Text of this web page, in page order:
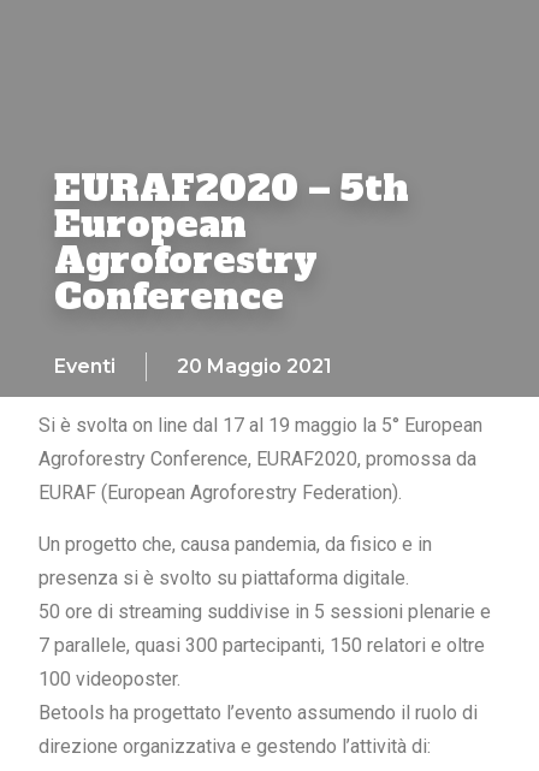
EURAF2020 – 5th
European
Agroforestry
Conference
Eventi 20 Maggio 2021
Si è svolta on line dal 17 al 19 maggio la 5° European
Agroforestry Conference, EURAF2020, promossa da
EURAF (European Agroforestry Federation).
Un progetto che, causa pandemia, da fisico e in
presenza si è svolto su piattaforma digitale.
50 ore di streaming suddivise in 5 sessioni plenarie e
7 parallele, quasi 300 partecipanti, 150 relatori e oltre
100 videoposter.
Betools ha progettato l’evento assumendo il ruolo di
direzione organizzativa e gestendo l’attività di: